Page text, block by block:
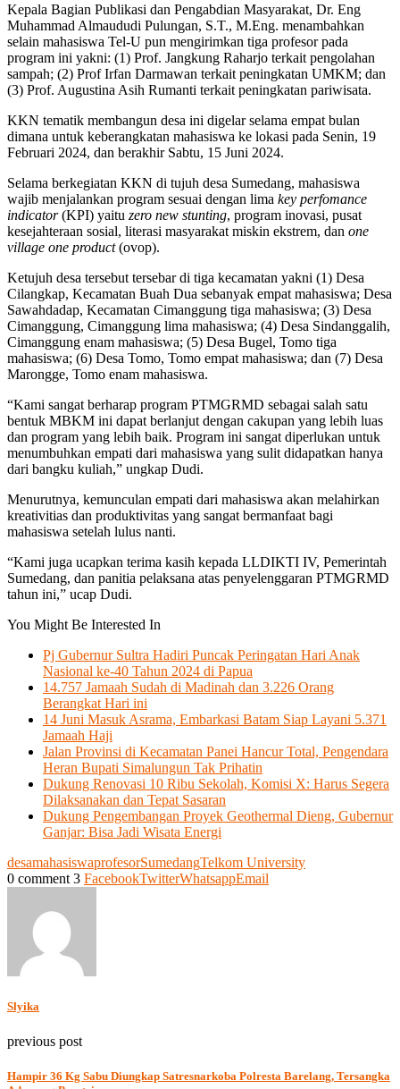
Kepala Bagian Publikasi dan Pengabdian Masyarakat, Dr. Eng
Muhammad Almaududi Pulungan, S.T., M.Eng. menambahkan
selain mahasiswa Tel-U pun mengirimkan tiga profesor pada
program ini yakni: (1) Prof. Jangkung Raharjo terkait pengolahan
sampah; (2) Prof Irfan Darmawan terkait peningkatan UMKM; dan
(3) Prof. Augustina Asih Rumanti terkait peningkatan pariwisata.
KKN tematik membangun desa ini digelar selama empat bulan
dimana untuk keberangkatan mahasiswa ke lokasi pada Senin, 19
Februari 2024, dan berakhir Sabtu, 15 Juni 2024.
Selama berkegiatan KKN di tujuh desa Sumedang, mahasiswa
wajib menjalankan program sesuai dengan lima key perfomance
indicator(KPI) yaitu zero new stunting, program inovasi, pusat
kesejahteraan sosial, literasi masyarakat miskin ekstrem, dan one
village one product(ovop).
Ketujuh desa tersebut tersebar di tiga kecamatan yakni (1) Desa
Cilangkap, Kecamatan Buah Dua sebanyak empat mahasiswa; Desa
Sawahdadap, Kecamatan Cimanggung tiga mahasiswa; (3) Desa
Cimanggung, Cimanggung lima mahasiswa; (4) Desa Sindanggalih,
Cimanggung enam mahasiswa; (5) Desa Bugel, Tomo tiga
mahasiswa; (6) Desa Tomo, Tomo empat mahasiswa; dan (7) Desa
Marongge, Tomo enam mahasiswa.
“Kami sangat berharap program PTMGRMD sebagai salah satu
bentuk MBKM ini dapat berlanjut dengan cakupan yang lebih luas
dan program yang lebih baik. Program ini sangat diperlukan untuk
menumbuhkan empati dari mahasiswa yang sulit didapatkan hanya
dari bangku kuliah,” ungkap Dudi.
Menurutnya, kemunculan empati dari mahasiswa akan melahirkan
kreativitias dan produktivitas yang sangat bermanfaat bagi
mahasiswa setelah lulus nanti.
“Kami juga ucapkan terima kasih kepada LLDIKTI IV, Pemerintah
Sumedang, dan panitia pelaksana atas penyelenggaran PTMGRMD
tahun ini,” ucap Dudi.
You Might Be Interested In
Pj Gubernur Sultra Hadiri Puncak Peringatan Hari Anak
Nasional ke-40 Tahun 2024 di Papua
14.757 Jamaah Sudah di Madinah dan 3.226 Orang
Berangkat Hari ini
14 Juni Masuk Asrama, Embarkasi Batam Siap Layani 5.371
Jamaah Haji
Jalan Provinsi di Kecamatan Panei Hancur Total, Pengendara
Heran Bupati Simalungun Tak Prihatin
Dukung Renovasi 10 Ribu Sekolah, Komisi X: Harus Segera
Dilaksanakan dan Tepat Sasaran
Dukung Pengembangan Proyek Geothermal Dieng, Gubernur
Ganjar: Bisa Jadi Wisata Energi
desamahasiswaprofesorSumedangTelkom University
0 comment 3 FacebookTwitterWhatsappEmail
Slyika
previous post
Hampir 36 Kg Sabu Diungkap Satresnarkoba Polresta Barelang, Tersangka